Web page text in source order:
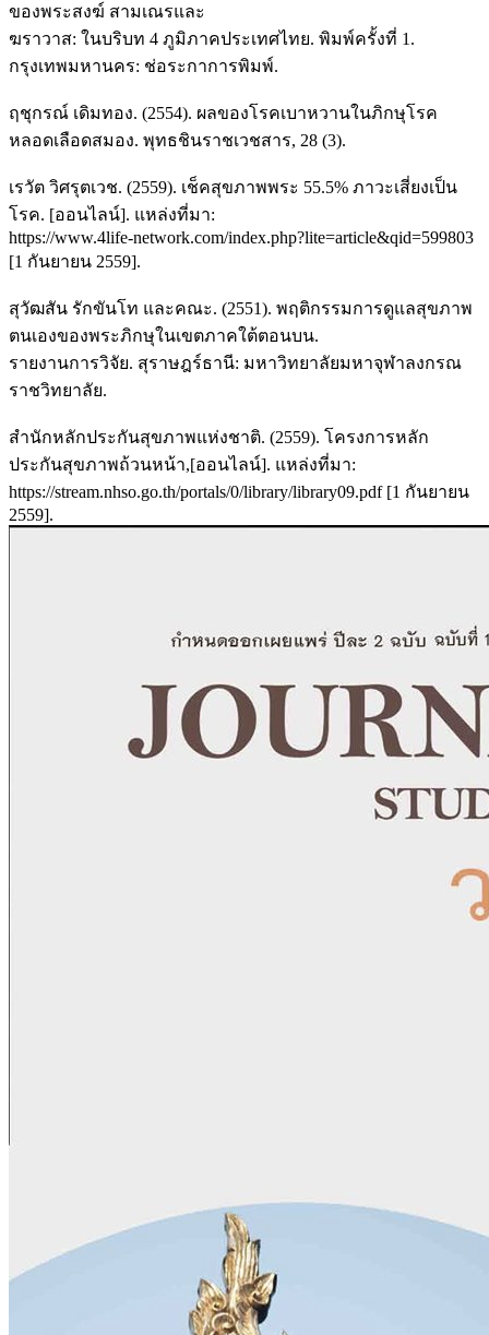
ของพระสงฆ์ สามเณรและ
ฆราวาส: ในบริบท 4 ภูมิภาคประเทศไทย. พิมพ์ครั้งที่ 1.
กรุงเทพมหานคร: ช่อระกาการพิมพ์.
ฤชุกรณ์ เดิมทอง. (2554). ผลของโรคเบาหวานในภิกษุโรค
หลอดเลือดสมอง. พุทธชินราชเวชสาร, 28 (3).
เรวัต วิศรุตเวช. (2559). เช็คสุขภาพพระ 55.5% ภาวะเสี่ยงเป็น
โรค. [ออนไลน์]. แหล่งที่มา:
https://www.4life-network.com/index.php?lite=article&qid=599803
[1 กันยายน 2559].
สุวัฒสัน รักขันโท และคณะ. (2551). พฤติกรรมการดูแลสุขภาพ
ตนเองของพระภิกษุในเขตภาคใต้ตอนบน.
รายงานการวิจัย. สุราษฎร์ธานี: มหาวิทยาลัยมหาจุฬาลงกรณ
ราชวิทยาลัย.
สำนักหลักประกันสุขภาพแห่งชาติ. (2559). โครงการหลัก
ประกันสุขภาพถ้วนหน้า,[ออนไลน์]. แหล่งที่มา:
https://stream.nhso.go.th/portals/0/library/library09.pdf [1 กันยายน
2559].